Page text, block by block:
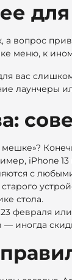
для
вопрос
меню, к
вас
iPhone 13
с
стола.
февраля
иногда